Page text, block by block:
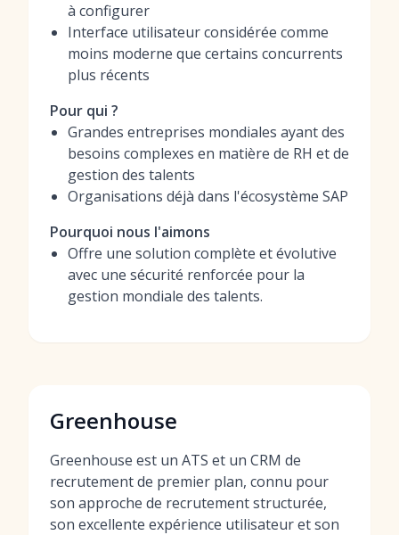
à configurer
Interface utilisateur considérée comme
moins moderne que certains concurrents
plus récents
Pour qui ?
Grandes entreprises mondiales ayant des
besoins complexes en matière de RH et de
gestion des talents
Organisations déjà dans l'écosystème SAP
Pourquoi nous l'aimons
Offre une solution complète et évolutive
avec une sécurité renforcée pour la
gestion mondiale des talents.
Greenhouse
Greenhouse est un ATS et un CRM de
recrutement de premier plan, connu pour
son approche de recrutement structurée,
son excellente expérience utilisateur et son